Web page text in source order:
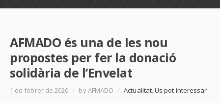
AFMADO és una de les nou
propostes per fer la donació
solidària de l’Envelat
1 de febrer de 2020 / by AFMADO / Actualitat,Us pot interessar